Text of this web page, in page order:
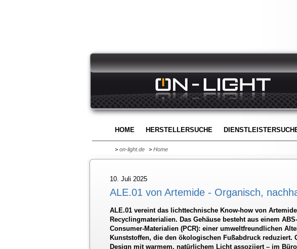
HOME HERSTELLERSUCHE
> on-light.de > Home
10. Juli 2025
ALE.01 von Artemide - Organisch,
ALE.01 vereint das lichttechnische Know-how von
Recyclingmaterialien. Das Gehäuse besteht aus einem
Consumer-Materialien (PCR): einer umweltfreundlichen
Kunststoffen, die den ökologischen Fußabdruck
Design mit warmem, natürlichem Licht assoziiert – im